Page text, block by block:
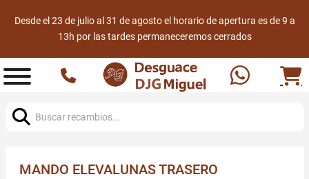
Desde el 23 de julio al 31 de agosto el horario de apertura es de 9 a
13h por las tardes permaneceremos cerrados
MANDO ELEVALUNAS TRASERO